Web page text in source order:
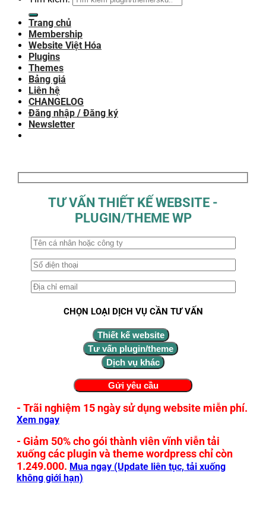
Trang chủ
Membership
Website Việt Hóa
Plugins
Themes
Bảng giá
Liên hệ
CHANGELOG
Đăng nhập / Đăng ký
Newsletter
TƯ VẤN THIẾT KẾ WEBSITE -
PLUGIN/THEME WP
CHỌN LOẠI DỊCH VỤ CẦN TƯ VẤN
Thiết kế website
Tư vấn plugin/theme
Dịch vụ khác
- Trãi nghiệm 15 ngày sử dụng website miễn phí.
Xem ngay
- Giảm 50% cho gói thành viên vĩnh viễn tải
xuống các plugin và theme wordpress chỉ còn
1.249.000. Mua ngay (Update liên tục, tải xuống
không giới hạn)